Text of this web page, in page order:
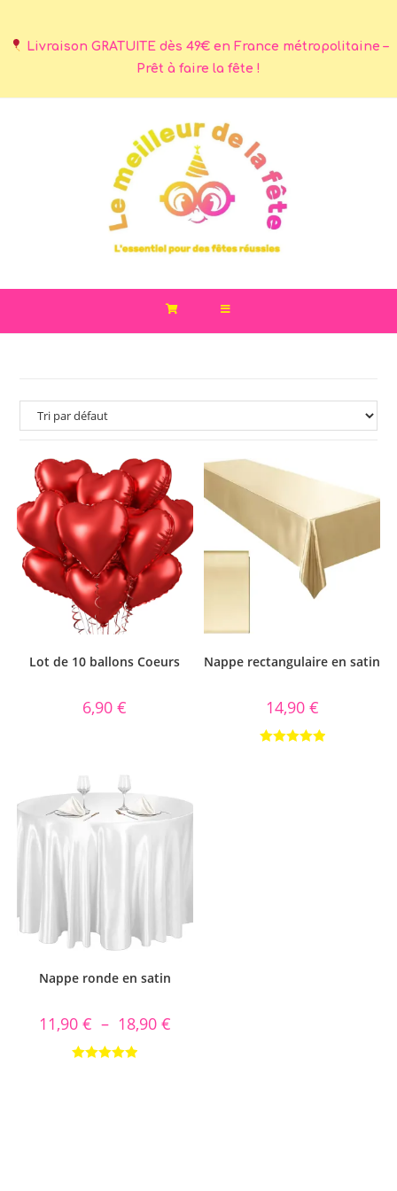
Livraison GRATUITE dès 49€ en France métropolitaine –
Prêt à faire la fête !
Lot de 10 ballons Coeurs
6,90€
Nappe rectangulaire en satin
14,90 €
Nappe ronde en satin
11,90 € – 18,90 €